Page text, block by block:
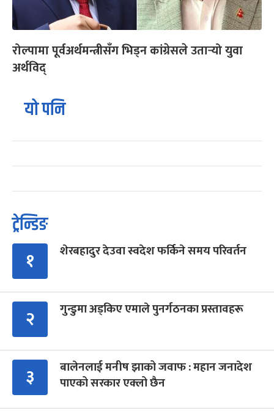
रोल्पामा पूर्वअर्थमन्त्रीसँग भिड्न कांग्रेसले उतार्‍यो युवा
अर्थविद्
यो पनि
ट्रेन्डिङ
१ शेरबहादुर देउवा स्वदेश फर्किने समय परिवर्तन
२ गुन्डुमा अड्किए एमाले पुनर्गठनका प्रस्तावहरू
३
बालेनलाई मनीष झाको जवाफ : महान जनादेश
पाएको सरकार एक्लो छैन